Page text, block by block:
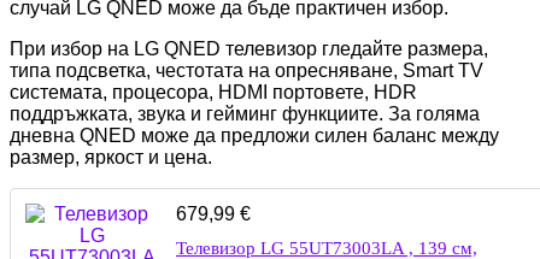
случай LG QNED може да бъде практичен избор.
При избор на LG QNED телевизор гледайте размера,
типа подсветка, честотата на опресняване, Smart TV
системата, процесора, HDMI портовете, HDR
поддръжката, звука и гейминг функциите. За голяма
дневна QNED може да предложи силен баланс между
размер, яркост и цена.
679,99 €
Телевизор LG 55UT73003LA , 139 см,